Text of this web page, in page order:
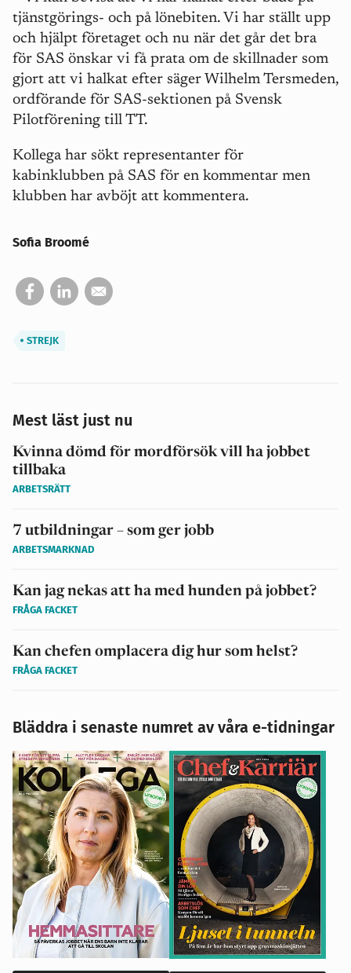
tjänstgörings- och på lönebiten. Vi har ställt upp
och hjälpt företaget och nu när det går det bra
för SAS önskar vi få prata om de skillnader som
gjort att vi halkat efter säger Wilhelm Tersmeden,
ordförande för SAS-sektionen på Svensk
Pilotförening till TT.
Kollega har sökt representanter för
kabinklubben på SAS för en kommentar men
klubben har avböjt att kommentera.
Sofia Broomé
STREJK
Mest läst just nu
Kvinna dömd för mordförsök vill ha jobbet
tillbaka
ARBETSRÄTT
7 utbildningar – som ger jobb
ARBETSMARKNAD
Kan jag nekas att ha med hunden på jobbet?
FRÅGA FACKET
Kan chefen omplacera dig hur som helst?
FRÅGA FACKET
Bläddra i senaste numret av våra e-tidningar